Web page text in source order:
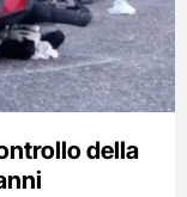
della